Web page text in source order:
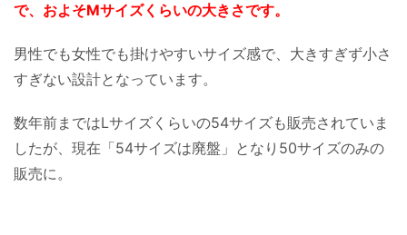
で、およそMサイズくらいの大きさです。
男性でも女性でも掛けやすいサイズ感で、大きすぎず小さ
すぎない設計となっています。
数年前まではLサイズくらいの54サイズも販売されていま
したが、現在「54サイズは廃盤」となり50サイズのみの
販売に。